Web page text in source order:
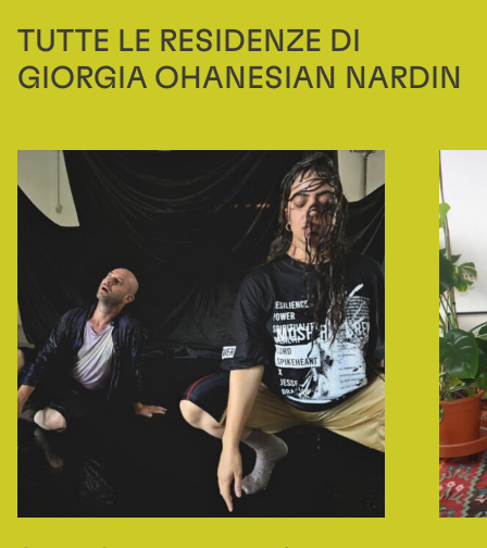
TUTTE LE RESIDENZE DI
GIORGIA OHANESIAN NARDIN